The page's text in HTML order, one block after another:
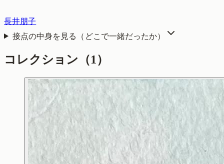
長井朋子
接点の中身を見る（どこで一緒だったか）
コレクション （1）